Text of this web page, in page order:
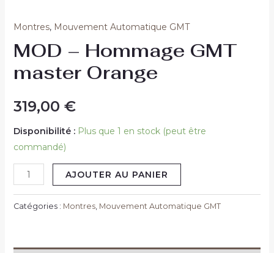
Montres, Mouvement Automatique GMT
MOD – Hommage GMT
master Orange
319,00 €
Disponibilité : Plus que 1 en stock (peut être
commandé)
AJOUTER AU PANIER
Catégories : Montres, Mouvement Automatique GMT